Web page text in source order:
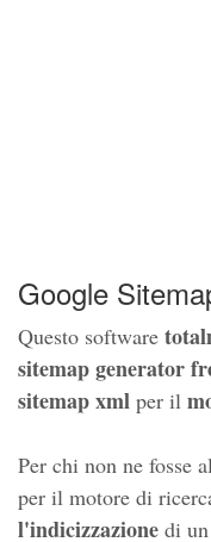
Google
Questo software
sitemap generator
sitemap xml per il
Per chi non ne fosse
per il motore di
l'indicizzazione di